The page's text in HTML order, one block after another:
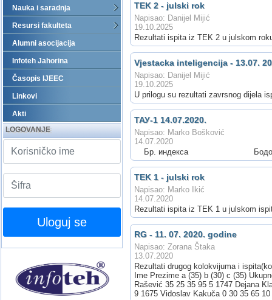
Nauka i saradnja
Resursi fakulteta
Alumni asocijacija
Infoteh Jahorina
Časopis IJEEC
Linkovi
Akti
LOGOVANJE
Uloguj se
TEK 2 - julski rok
Napisao: Danijel Mijić
19.10.2025
Rezultati ispita iz TEK 2 u julskom
Vjestacka inteligencija - 13.07.
Napisao: Danijel Mijić
19.10.2025
U prilogu su rezultati zavrsnog dijela
ТАУ-1 14.07.2020.
Napisao: Marko Bošković
14.07.2020
Бр. индекса Бодови
TEK 1 - julski rok
Napisao: Marko Ikić
14.07.2020
Rezultati ispita iz TEK 1 u julskom
RG - 11. 07. 2020. godine
Napisao: Zorana Štaka
13.07.2020
Rezultati drugog kolokvijuma i
Ime Prezime a (35) b (30) c (35)
Rašević 35 25 35 95 5 1747 Dejana
9 1675 Vidoslav Kakuča 0 30 35 65